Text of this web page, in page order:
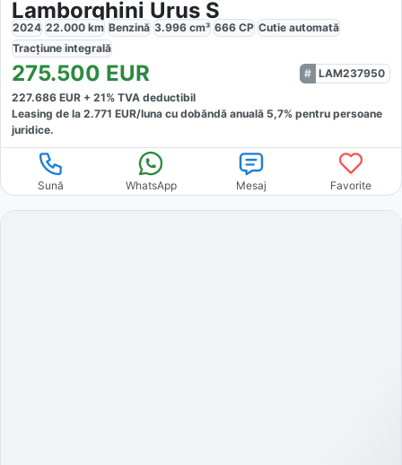
Lamborghini Urus S
2024 22.000 km Benzină 3.996 cm³ 666 CP Cutie automată
Tracțiune integrală
275.500 EUR
LAM237950
227.686 EUR + 21% TVA deductibil
Leasing de la 2.771 EUR/luna cu dobăndă anuală 5,7% pentru persoane
juridice.
Sună WhatsApp Mesaj Favorite